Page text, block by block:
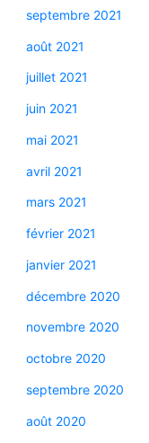
septembre 2021
août 2021
juillet 2021
juin 2021
mai 2021
avril 2021
mars 2021
février 2021
janvier 2021
décembre 2020
novembre 2020
octobre 2020
septembre 2020
août 2020